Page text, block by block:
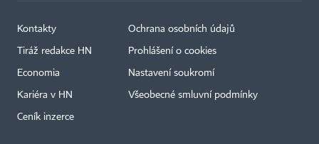
Kontakty
Tiráž redakce HN
Economia
Kariéra v HN
Ceník inzerce
Ochrana osobních údajů
Prohlášení o cookies
Nastavení soukromí
Všeobecné smluvní podmínky